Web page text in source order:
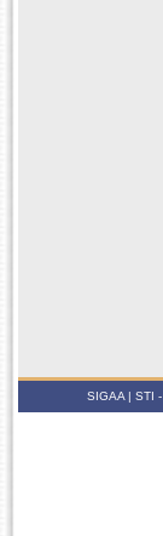
SIGAA | STI